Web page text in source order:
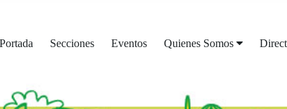
Secciones Eventos Quienes Somos